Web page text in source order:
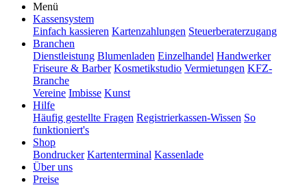
Menü
Kassensystem
Einfach kassieren Kartenzahlungen Steuerberaterzugang
Branchen
Dienstleistung Blumenladen Einzelhandel Handwerker
Friseure & Barber Kosmetikstudio Vermietungen KFZ-
Branche
Vereine Imbisse Kunst
Hilfe
Häufig gestellte Fragen Registrierkassen-Wissen So
funktioniert's
Shop
Bondrucker Kartenterminal Kassenlade
Über uns
Preise